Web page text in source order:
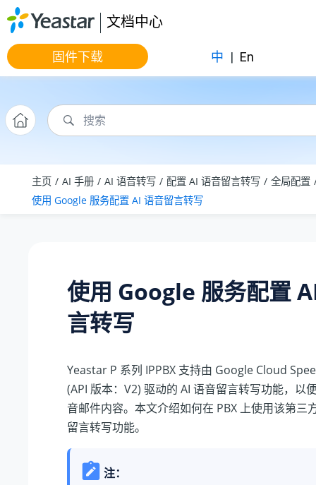
跳转到主要内容
文档中心
固件下载 中 | En
主页 AI 手册 AI 语音转写 配置 AI 语音留言转写
全局配置
使用 Google 服务配置 AI 语音留言转写
使用 Google 服务配置
言转写
Yeastar P 系列 IPPBX支持由 Google Cloud
(API 版本：V2) 驱动的 AI 语音留言转写功能，以
音邮件内容。本文介绍如何在 PBX 上使用该第三
留言转写功能。
注：